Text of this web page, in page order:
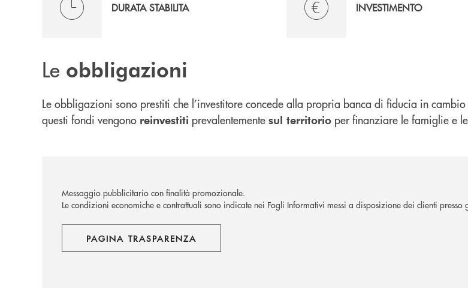
DURATA STABILITA INVESTIMENTO
Le obbligazioni
Le obbligazioni sono prestiti che l’investitore concede alla propria banca di fiducia in
questi fondi vengono reinvestiti prevalentemente sul territorio per finanziare le famiglie e
Messaggio pubblicitario con finalità promozionale.
Le condizioni economiche e contrattuali sono indicate nei Fogli Informativi messi a disposizione dei clienti
PAGINA TRASPARENZA